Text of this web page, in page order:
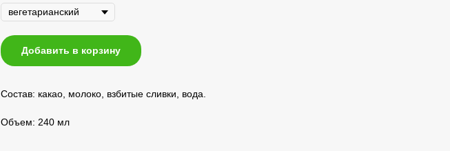
Добавить в корзину
Состав: какао, молоко, взбитые сливки, вода.
Объем: 240 мл